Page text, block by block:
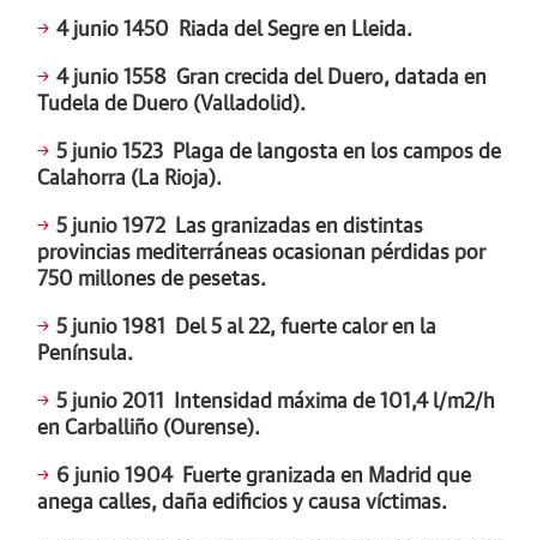
4 junio 1450 Riada del Segre en Lleida.
4 junio 1558 Gran crecida del Duero, datada en
Tudela de Duero (Valladolid).
5 junio 1523
Plaga de langosta en los campos de
Calahorra (La Rioja).
5 junio 1972
Las granizadas en distintas
provincias mediterráneas ocasionan pérdidas por
750 millones de pesetas.
5 junio 1981
Del 5 al 22, fuerte calor en la
Península.
5 junio 2011
Intensidad máxima de 101,4 l/m2/h
en Carballiño (Ourense).
6 junio 1904 Fuerte granizada en Madrid que
anega calles, daña edificios y causa víctimas.